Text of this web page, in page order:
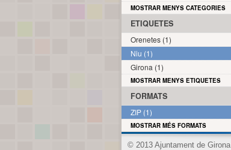
MOSTRAR MENYS CATEGORIES
ETIQUETES
Orenetes (1)
Niu (1)
Girona (1)
MOSTRAR MENYS ETIQUETES
FORMATS
ZIP (1)
MOSTRAR MÉS FORMATS
© 2013 Ajuntament de Girona